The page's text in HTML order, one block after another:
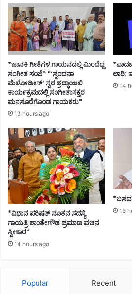
*ಜಾನಕಿ ಗೀತೆಗಳ ಗಾಯನದಲ್ಲಿ ಮಿಂದೆದ್ದ
ಸಂಗೀತ ಸಂಜೆ* *‘ಸ್ಪಂದನಾ
ಮೆಲೋಡೀಸ್’ ಸ್ವರ ಶ್ರದ್ಧಾಂಜಲಿ
ಕಾರ್ಯಕ್ರಮದಲ್ಲಿ ಸಂಗೀತಾಸಕ್ತರ
ಮನಸೂರೆಗೊಂಡ ಗಾಯಕರು*
13 hours ago
ಲಾರಿ:
14
*ವಿಧಾನ ಪರಿಷತ್ ನೂತನ ಸದಸ್ಯೆ
ಗಾಯತ್ರಿ ಶಾಂತೇಗೌಡ ಪ್ರಮಾಣ ವಚನ
ಸ್ವೀಕಾರ*
14 hours ago
15
Popular Recent